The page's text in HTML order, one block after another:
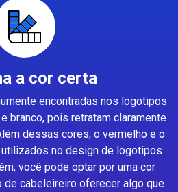
a cor certa
encontradas nos logotipos
branco, pois retratam claramente
dessas cores, o vermelho e o
no design de logotipos
você pode optar por uma cor
cabeleireiro oferecer algo que